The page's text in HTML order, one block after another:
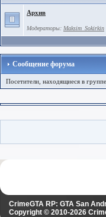
Архив
Модераторы: Maksim_Sokirkin
Сообщение форума
Посетители, находящиеся в группе
CrimeGTA RP: GTA San
Copyright © 2010-2026